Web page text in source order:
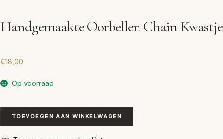
Handgemaakte Oorbellen Chain Kwastje
€18,00
Op voorraad
Handgemaakte
Oorbellen
TOEVOEGEN AAN WINKELWAGEN